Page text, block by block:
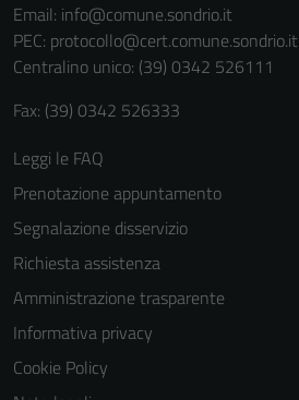
Email: info@comune.sondrio.it
PEC: protocollo@cert.comune.sondrio.it
Centralino unico: (39) 0342 526111
Fax: (39) 0342 526333
Leggi le FAQ
Prenotazione appuntamento
Segnalazione disservizio
Richiesta assistenza
Amministrazione trasparente
Informativa privacy
Cookie Policy